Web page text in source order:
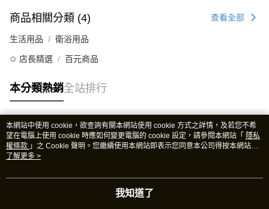
商品相關分類 (4) 查看全部
生活用品 衛浴用品
✩ 店長精選 百元商品
本分類熱銷全站排行
熱門標籤
本網站中使用 cookie，欲查詢有關本網站使用 cookie 方式之詳情，及若您不希
望在電腦上使用 cookie 時應如何變更電腦的 cookie 設定，請參閱本網站「 隱私
權條款 」之 Cookie 聲明。您繼續使用本網站即表示您同意本公司得按本網站使
用條款之 Cookie 聲明使用 cookie。
了解更多 >
我知道了